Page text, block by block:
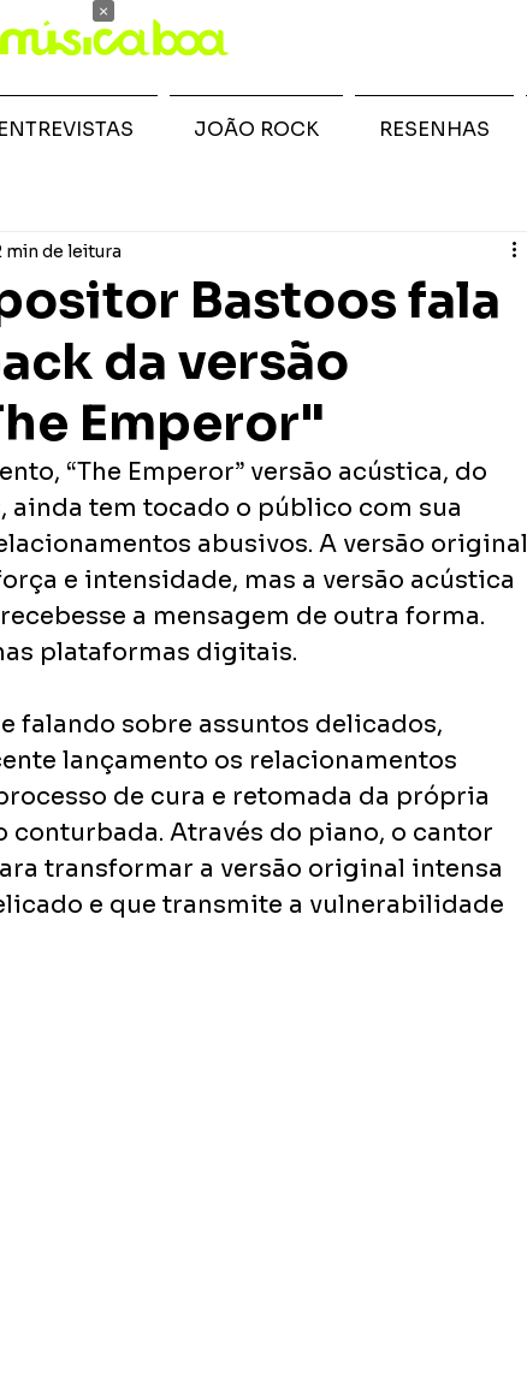
Bastoos fala
da versão
Emperor"
min de leitura
“The Emperor” versão acústica, do
ainda tem tocado o público com sua
abusivos. A versão original
e intensidade, mas a versão acústica
a mensagem de outra forma.
plataformas digitais.
falando sobre assuntos delicados,
lançamento os relacionamentos
de cura e retomada da própria
conturbada. Através do piano, o cantor
transformar a versão original intensa
e que transmite a vulnerabilidade
ENTREVISTAS JOÃO ROCK RESENHAS
×